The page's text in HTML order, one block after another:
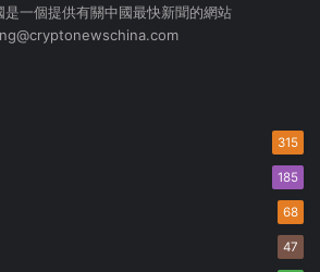
是一個提供有關中國最快新聞的網站
315
185
68
47